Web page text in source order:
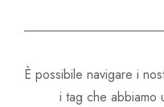
È possibile navigare i
i tag che abbiamo